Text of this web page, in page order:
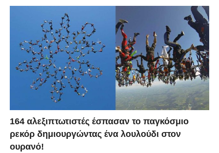
164 αλεξιπτωτιστές έσπασαν το παγκόσμιο
ρεκόρ δημιουργώντας ένα λουλούδι στον
ουρανό!